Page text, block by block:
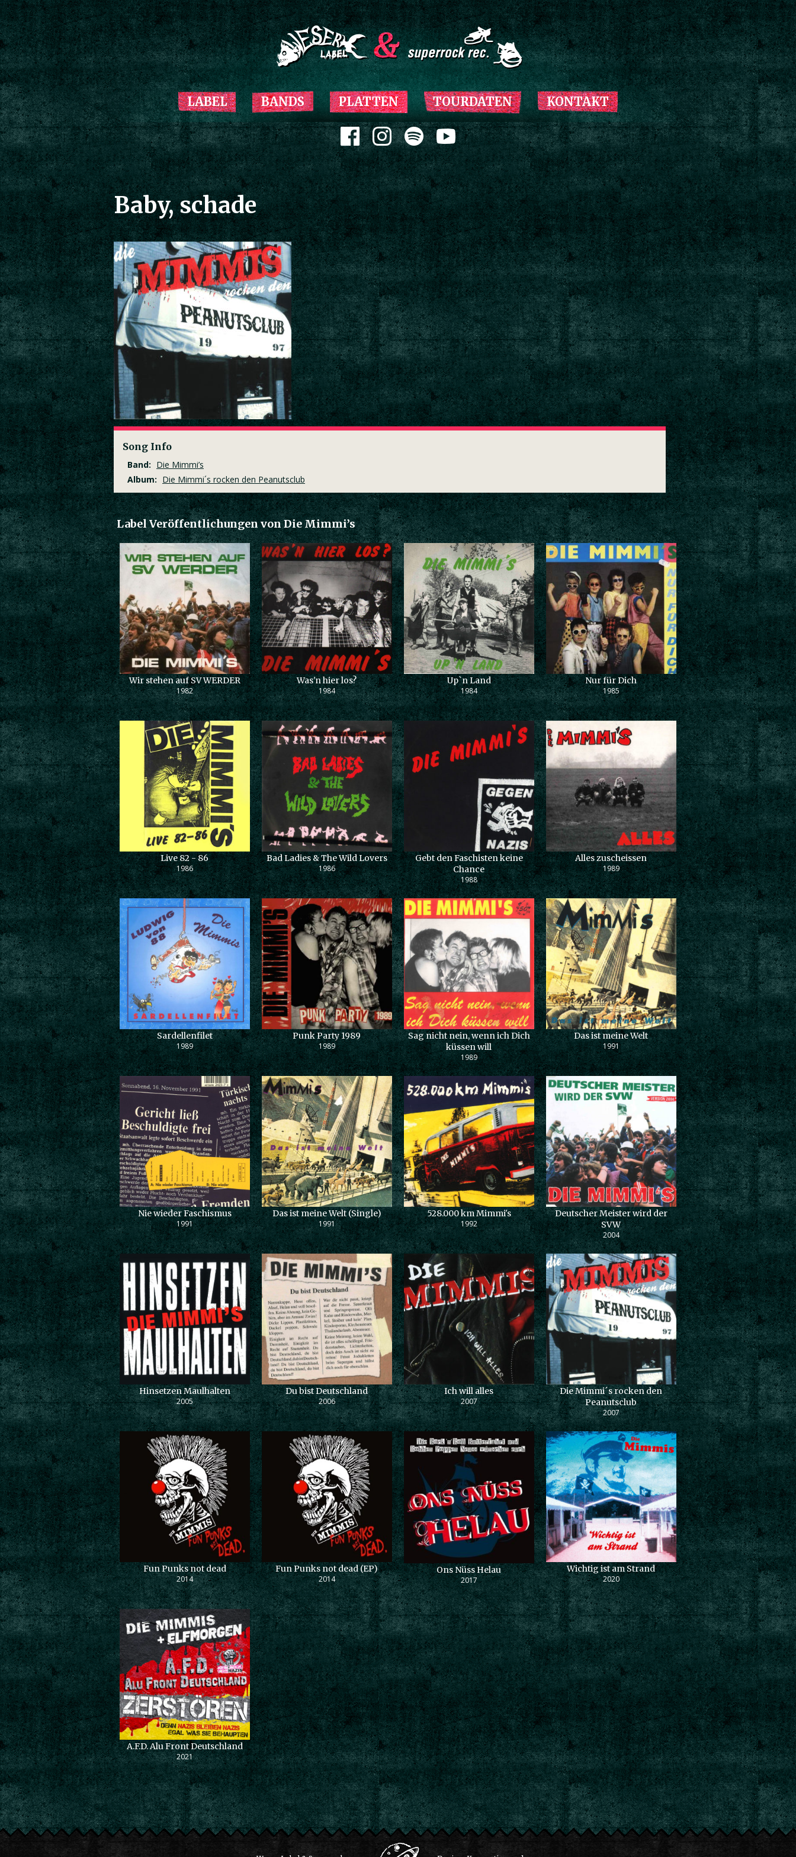
Zum Inhalt springen
LABEL BANDS PLATTEN TOURDATEN KONTAKT
Zum Inhalt springen
Baby, schade
Song Info
Band: Die Mimmi’s
Album: Die Mimmi´s rocken den Peanutsclub
Label Veröffentlichungen von Die Mimmi’s
Wir stehen auf SV WERDER
1982
Was'n hier los?
1984
Up`n Land
1984
Nur für Dich
1985
Live 82 - 86
1986
Bad Ladies & The Wild Lovers
1986
Gebt den Faschisten keine
Chance
1988
Alles zuscheissen
1989
Sardellenfilet
1989
Punk Party 1989
1989
Sag nicht nein, wenn ich Dich
küssen will
1989
Das ist meine Welt
1991
Nie wieder Faschismus
1991
Das ist meine Welt (Single)
1991
528.000 km Mimmi's
1992
Deutscher Meister wird der
SVW
2004
Hinsetzen Maulhalten
2005
Du bist Deutschland
2006
Ich will alles
2007
Die Mimmi´s rocken den
Peanutsclub
2007
Fun Punks not dead
2014
Fun Punks not dead (EP)
2014
Ons Nüss Helau
2017
Wichtig ist am Strand
2020
A.F.D. Alu Front Deutschland
2021